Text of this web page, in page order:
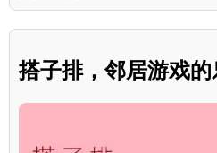
搭子排，邻居游戏的